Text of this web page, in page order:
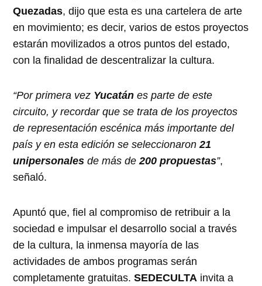
Quezadas, dijo que esta es una cartelera de arte
en movimiento; es decir, varios de estos proyectos
estarán movilizados a otros puntos del estado,
con la finalidad de descentralizar la cultura.
“Por primera vez Yucatán es parte de este
circuito, y recordar que se trata de los proyectos
de representación escénica más importante del
país y en esta edición se seleccionaron21
unipersonales de más de200 propuestas”,
señaló.
Apuntó que, fiel al compromiso de retribuir a la
sociedad e impulsar el desarrollo social a través
de la cultura, la inmensa mayoría de las
actividades de ambos programas serán
completamente gratuitas.SEDECULTA invita a